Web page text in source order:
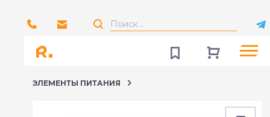
ЭЛЕМЕНТЫ ПИТАНИЯ